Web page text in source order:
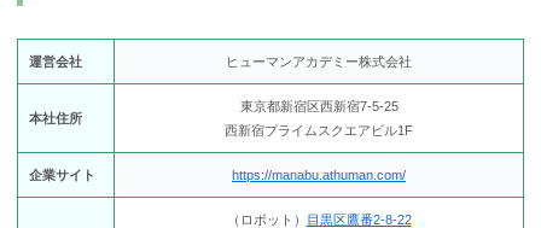
運営会社 ヒューマンアカデミー株式会社
本社住所
東京都新宿区西新宿7-5-25
西新宿プライムスクエアビル1F
企業サイト https://manabu.athuman.com/
（ロボット）
目黒区鷹番2-8-22